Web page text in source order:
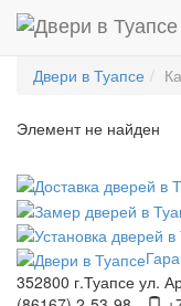
Двери в Туапсе
Элемент не найден
352800 г.Туапсе ул.